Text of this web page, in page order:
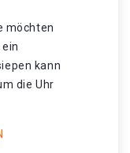
möchten
kann
die Uhr